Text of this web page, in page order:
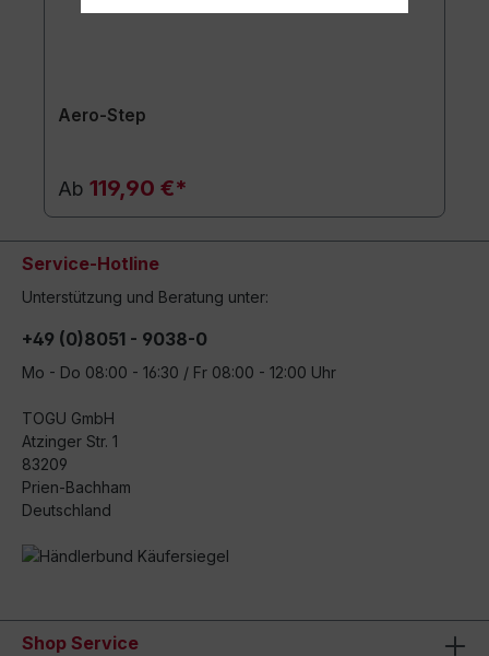
Aero-Step
Ab 119,90 €*
Service-Hotline
Unterstützung und Beratung unter:
+49 (0)8051 - 9038-0
Mo - Do 08:00 - 16:30 / Fr 08:00 - 12:00 Uhr
TOGU GmbH
Atzinger Str. 1
83209
Prien-Bachham
Deutschland
Shop Service